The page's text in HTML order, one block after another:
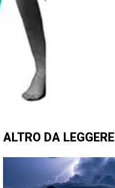
ALTRO DA LEGGERE